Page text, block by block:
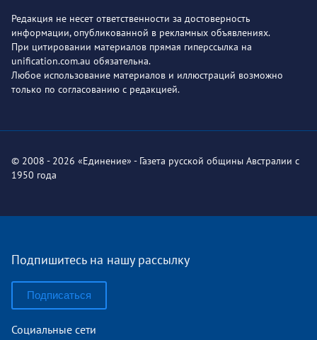
Редакция не несет ответственности за достоверность
информации, опубликованной в рекламных объявлениях.
При цитировании материалов прямая гиперссылка на
unification.com.au обязательна.
Любое использование материалов и иллюстраций возможно
только по согласованию с редакцией.
© 2008 - 2026 «Единение» - Газета русской общины Австралии с
1950 года
Подпишитесь на нашу рассылку
Подписаться
Социальные сети